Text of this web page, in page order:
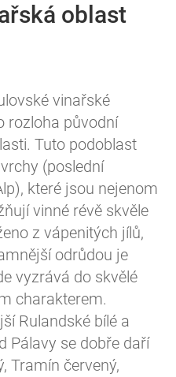
oblast
vinařské
rozloha původní
Tuto podoblast
(poslední
které jsou nejenom
vinné révě skvěle
z vápenitých jílů,
odrůdou je
vyzrává do skvělé
charakterem.
Rulandské bílé a
Pálavy se dobře daří
Tramín červený,